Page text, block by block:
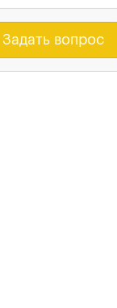
Задать вопрос